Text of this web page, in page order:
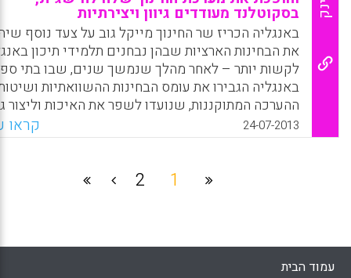
לקדם את סינגפור בתחרות הגלובלית ( דפנה מאור,
דטל).
WhatsApp
Facebook
Email
X
בסקוטלנד מעודדים גיוון ויצירתיות
באנגליה הכריז שר החינוך מייקל גוב על צעד נוסף
את הבחינות הארציות שבהן נבחנים תלמידי תיכון
לקשות יותר – לאחר מהלך שנמשך שנים, שבו בתי
באנגליה הגבירו את עומס הבחינות ההשוואתיות
ההערכה המתוקננות, שנועדו לשפר את האיכות וליצור
כלשהי של תקן לאומי. במקביל, קיבלו בני גילם
תכנית לימודים שמבטלת את
WhatsApp
Facebook
Email
X
24-07-2013 קראו
1
2
עמוד הבית